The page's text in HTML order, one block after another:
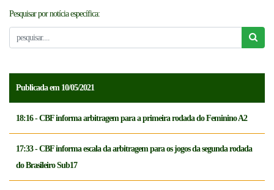
NOTICÍAS
CREDENCIAMENTO
Pesquisar por notícia específica:
Publicada em 10/05/2021
18:16 - CBF informa arbitragem para a primeira rodada do Feminino A2
17:33 - CBF informa escala da arbitragem para os jogos da segunda rodada
do Brasileiro Sub17